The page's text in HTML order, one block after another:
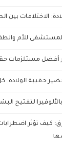
الاختلافات بين
للأم
أفضل مستلزمات
حقيبة الولادة:
لتفتيح
كيف تؤثر